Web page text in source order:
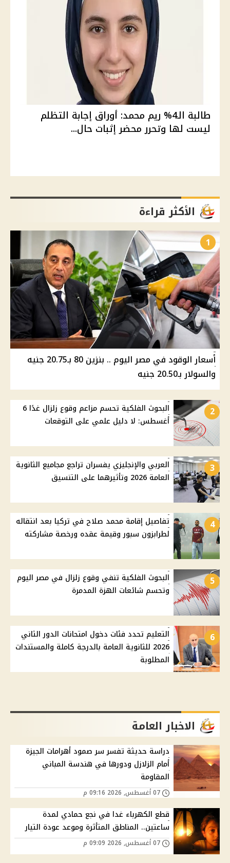
طالبة الـ4% ريم محمد: أوراق إجابة التظلم
ليست لها وتحرر محضر إثبات حال...
الأكثر قراءة
1
أسعار الوقود في مصر اليوم .. بنزين 80 بـ20.75 جنيه
والسولار بـ20.50 جنيه
2
البحوث الفلكية تحسم مزاعم وقوع زلزال غدًا 6
أغسطس: لا دليل علمي على التوقعات
3
العربي والإنجليزي يفسران تراجع مجاميع الثانوية
العامة 2026 وتأثيرهما على التنسيق
4
تفاصيل إقامة محمد صلاح في تركيا بعد انتقاله
لطرابزون سبور وقيمة عقده ورخصة مشاركته
5
البحوث الفلكية تنفي وقوع زلزال في مصر اليوم
وتحسم شائعات الهزة المدمرة
6
التعليم تحدد فئات دخول امتحانات الدور الثاني
2026 للثانوية العامة بالدرجة كاملة والمستندات
المطلوبة
الاخبار العامة
دراسة حديثة تفسر سر صمود أهرامات الجيزة
أمام الزلازل ودورها في هندسة المباني
المقاومة
قطع الكهرباء غدا في نجع حمادي لمدة
ساعتين.. المناطق المتأثرة وموعد عودة التيار